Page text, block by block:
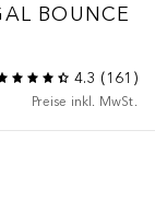
BOUNCE
4.3 (161 )
Preise inkl. MwSt.